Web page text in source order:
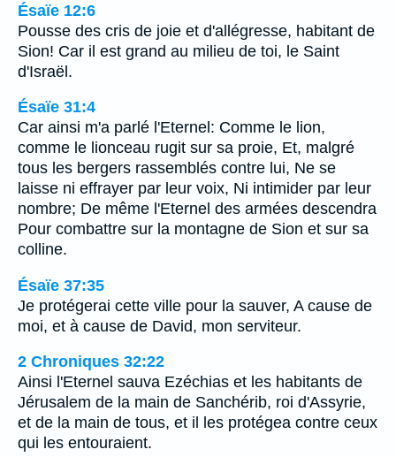
Ésaïe 12:6
Pousse des cris de joie et d'allégresse, habitant de
Sion! Car il est grand au milieu de toi, le Saint
d'Israël.
Ésaïe 31:4
Car ainsi m'a parlé l'Eternel: Comme le lion,
comme le lionceau rugit sur sa proie, Et, malgré
tous les bergers rassemblés contre lui, Ne se
laisse ni effrayer par leur voix, Ni intimider par leur
nombre; De même l'Eternel des armées descendra
Pour combattre sur la montagne de Sion et sur sa
colline.
Ésaïe 37:35
Je protégerai cette ville pour la sauver, A cause de
moi, et à cause de David, mon serviteur.
2 Chroniques 32:22
Ainsi l'Eternel sauva Ezéchias et les habitants de
Jérusalem de la main de Sanchérib, roi d'Assyrie,
et de la main de tous, et il les protégea contre ceux
qui les entouraient.